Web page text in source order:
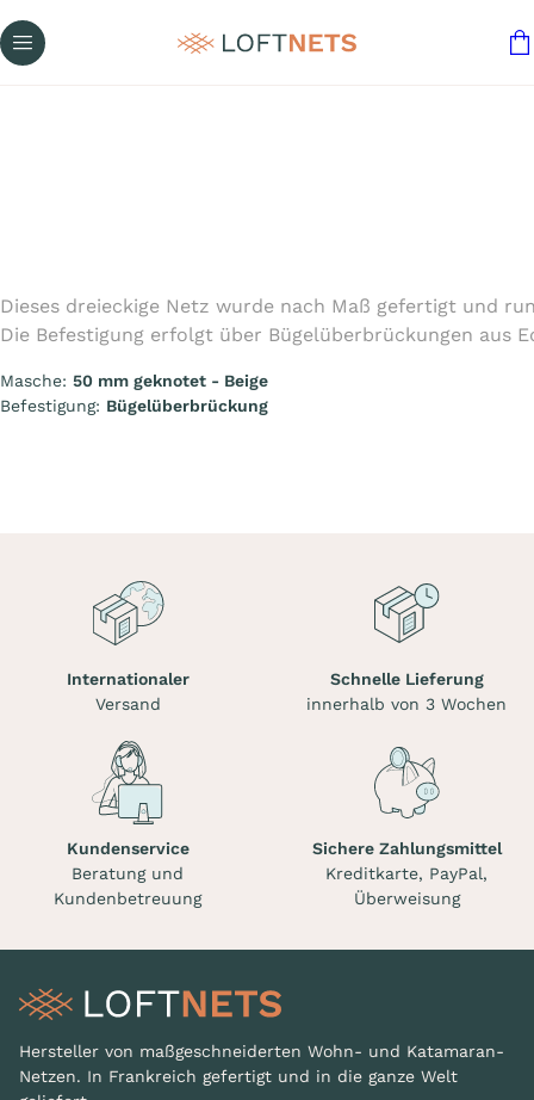
Dieses dreieckige Netz wurde nach Maß gefertigt und
Die Befestigung erfolgt über Bügelüberbrückungen aus
Masche: 50 mm geknotet - Beige
Befestigung: Bügelüberbrückung
Internationaler
Versand
Schnelle Lieferung
innerhalb von 3 Wochen
Kundenservice
Beratung und
Kundenbetreuung
Sichere Zahlungsmittel
Kreditkarte, PayPal,
Überweisung
Hersteller von maßgeschneiderten Wohn- und Katamaran-
Netzen. In Frankreich gefertigt und in die ganze Welt